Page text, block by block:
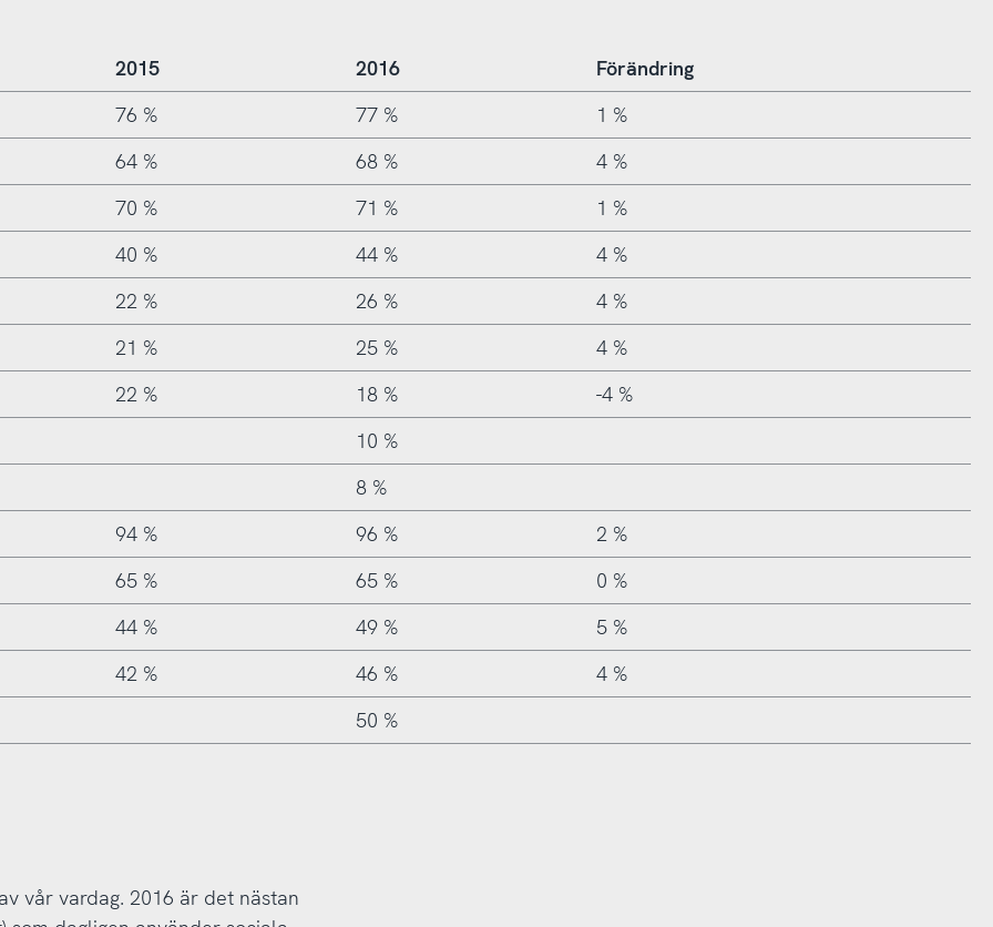
2015 2016
Förändring
76 % 77 %
1 %
64 % 68 %
4 %
70 % 71 %
1 %
40 % 44 %
4 %
22 % 26 %
4 %
21 % 25 %
4 %
22 % 18 %
-4 %
10 %
8 %
94 % 96 %
2 %
65 % 65 %
0 %
44 % 49 %
5 %
42 % 46 %
4 %
50 %
vår vardag. 2016 är det nästan